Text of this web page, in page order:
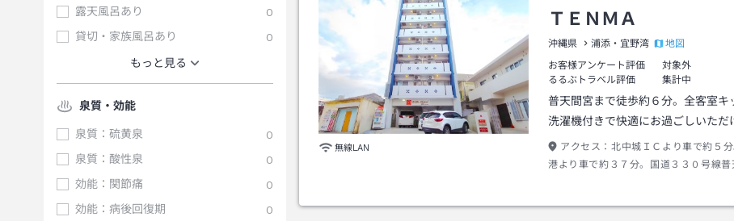
露天風呂あり
0
貸切・家族風呂あり
0
もっと見る
泉質・効能
泉質：硫黄泉
0
泉質：酸性泉
0
効能：関節痛
0
効能：病後回復期
0
無線LAN
ＴＥＮＭＡ
沖縄県 浦添・宜野湾
地図
お客様アンケート評価
対象外
るるぶトラベル評価
集計中
普天間宮まで徒歩約６分。全客室キ
洗濯機付きで快適にお過ごしいただ
アクセス： 北中城ＩＣより車で約５
港より車で約３７分。国道３３０号線普